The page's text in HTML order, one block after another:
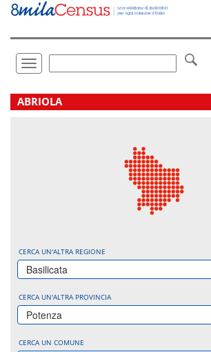
Vai
direttamente
Toggle
navigation
.
ABRIOLA
CERCA UN'ALTRA REGIONE
Basilicata
CERCA UN'ALTRA PROVINCIA
Potenza
CERCA UN COMUNE